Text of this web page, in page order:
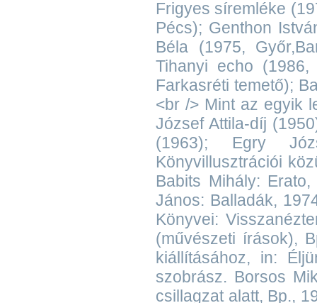
Frigyes síremléke
Pécs); Genthon
Béla (1975,
Tihanyi echo
Farkasréti temető);
<br /> Mint az egyik
József Attila-díj
(1963); Egry
Könyvillusztrációi
Babits Mihály:
János: Balladák,
Könyvei:
(művészeti írások),
kiállításához, in:
szobrász. Borsos
csillagzat alatt, Bp.,